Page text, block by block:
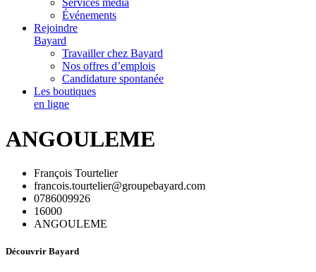
Services média
Événements
Rejoindre
Bayard
Travailler chez Bayard
Nos offres d’emplois
Candidature spontanée
Les boutiques
en ligne
ANGOULEME
François Tourtelier
francois.tourtelier@groupebayard.com
0786009926
16000
ANGOULEME
Découvrir Bayard